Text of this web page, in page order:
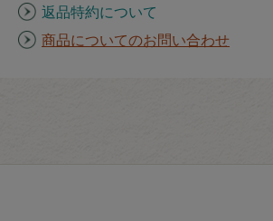
返品特約について
商品についてのお問い合わせ